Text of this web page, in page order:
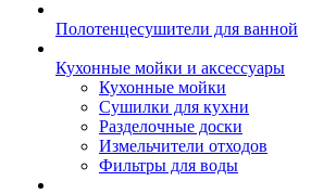
Полотенцесушители для ванной
Кухонные мойки и аксессуары
Кухонные мойки
Сушилки для кухни
Разделочные доски
Измельчители отходов
Фильтры для воды